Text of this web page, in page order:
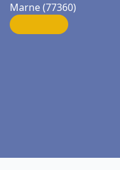
Marne (77360)